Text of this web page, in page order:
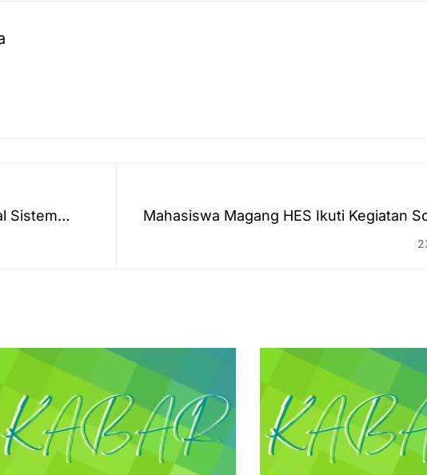
Sistem
Abdalla,
Mahasiswa Magang HES Ikuti Kegiatan
Pemberdayaan